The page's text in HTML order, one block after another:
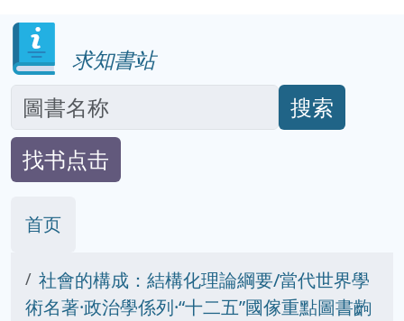
求知書站
搜索
找书点击
首页
社會的構成：結構化理論綱要/當代世界學
術名著·政治學係列·“十二五”國傢重點圖書齣